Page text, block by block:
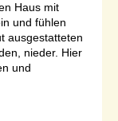
Haus mit
und fühlen
ausgestatteten
nieder. Hier
und